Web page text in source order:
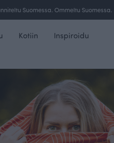
toimitus yli 100 € tilauksille Suomessa.
Kotiin Inspiroidu